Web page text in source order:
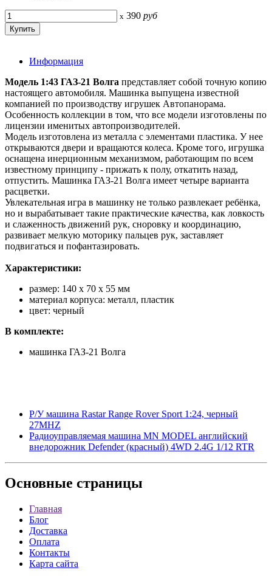
x 390 руб
Информация
Модель 1:43 ГАЗ-21 Волга представляет собой точную копию
настоящего автомобиля. Машинка выпущена известной
компанией по производству игрушек Автопанорама.
Особенность коллекции в том, что все модели изготовлены по
лицензии именитых автопроизводителей.
Модель изготовлена из металла с элементами пластика. У нее
открываются двери и вращаются колеса. Кроме того, игрушка
оснащена инерционным механизмом, работающим по всем
известному принципу - прижать к полу, откатить назад,
отпустить. Машинка ГАЗ-21 Волга имеет четыре варианта
расцветки.
Увлекательная игра в машинку не только развлекает ребёнка,
но и вырабатывает такие практические качества, как ловкость
и слаженность движений рук, сноровку и координацию,
развивает мелкую моторику пальцев рук, заставляет
подвигаться и пофантазировать.
Характеристики:
размер: 140 х 70 х 55 мм
материал корпуса: металл, пластик
цвет: черный
В комплекте:
машинка ГАЗ-21 Волга
Р/У машина Rastar Range Rover Sport 1:24, черный
27MHZ
Радиоуправляемая машина MN MODEL английский
внедорожник Defender (красный) 4WD 2.4G 1/12 RTR
Основные страницы
Главная
Блог
Доставка
Оплата
Контакты
Карта сайта